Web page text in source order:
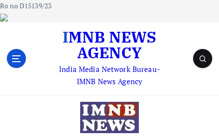
Ro no D15139/23
IMNB NEWS
AGENCY
lndia Media Network Bureau-
IMNB News Agency